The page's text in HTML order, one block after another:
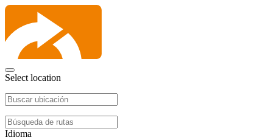
Select location
Idioma